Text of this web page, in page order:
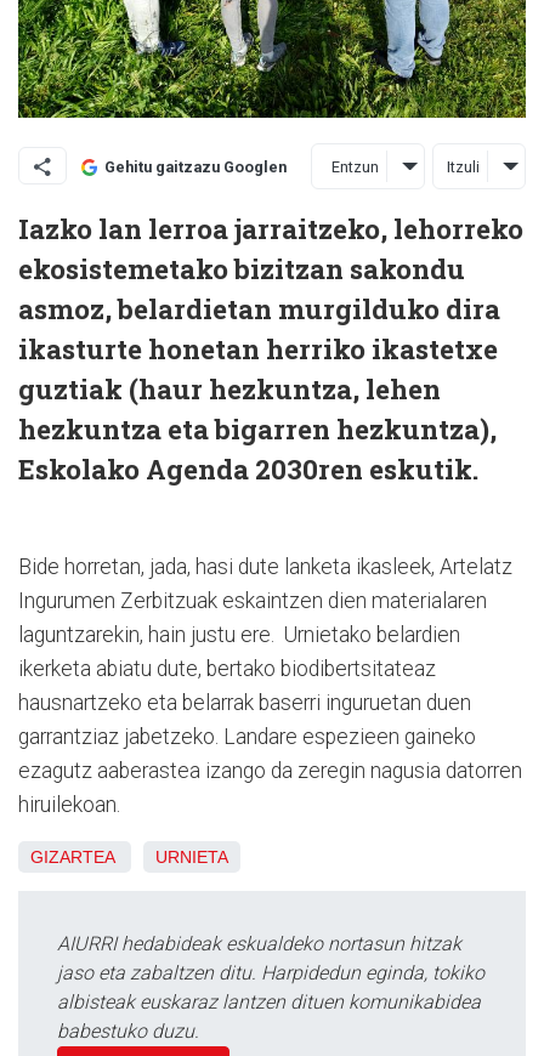
Gehitu gaitzazu Googlen Entzun Itzuli
Iazko lan lerroa jarraitzeko, lehorreko
ekosistemetako bizitzan sakondu
asmoz, belardietan murgilduko dira
ikasturte honetan herriko ikastetxe
guztiak (haur hezkuntza, lehen
hezkuntza eta bigarren hezkuntza),
Eskolako Agenda 2030ren eskutik.
Bide horretan, jada, hasi dute lanketa ikasleek, Artelatz
Ingurumen Zerbitzuak eskaintzen dien materialaren
laguntzarekin, hain justu ere. Urnietako belardien
ikerketa abiatu dute, bertako biodibertsitateaz
hausnartzeko eta belarrak baserri inguruetan duen
garrantziaz jabetzeko. Landare espezieen gaineko
ezagutz aaberastea izango da zeregin nagusia datorren
hiruilekoan.
GIZARTEA URNIETA
AIURRI hedabideak eskualdeko nortasun hitzak
jaso eta zabaltzen ditu. Harpidedun eginda, tokiko
albisteak euskaraz lantzen dituen komunikabidea
babestuko duzu.